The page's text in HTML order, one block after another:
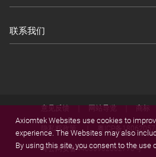
联系我们
意见反馈 网站导览 商标
隐私权政策 粤ICP备18062057
粤公网安备44030902002770号
Axiomtek Websites use cookies to
experience. The Websites may also
By using this site, you consent to the use